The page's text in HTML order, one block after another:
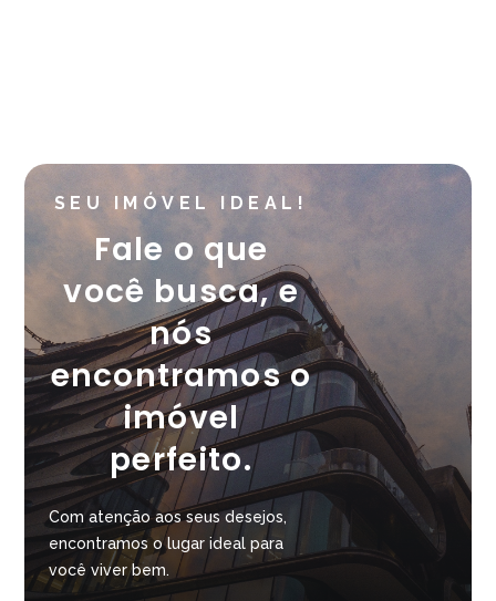
SEU IMÓVEL IDEAL!
Fale o que
você busca, e
nós
encontramos o
imóvel
perfeito.
Com atenção aos seus desejos,
encontramos o lugar ideal para
você viver bem.